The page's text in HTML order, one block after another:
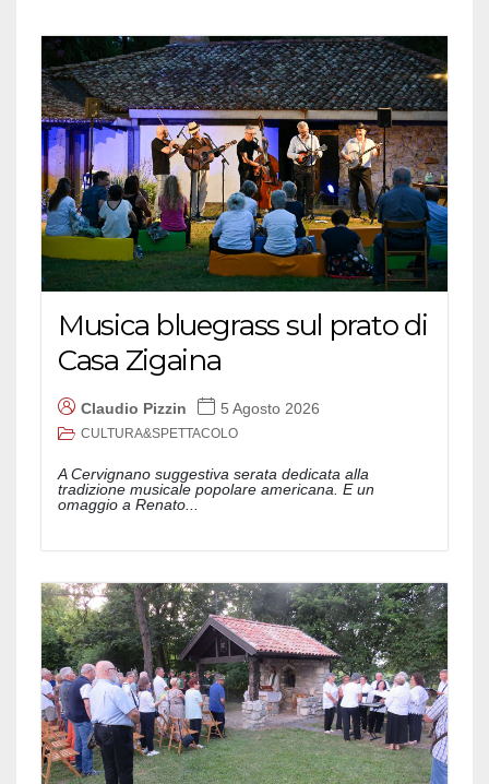
Musica bluegrass sul prato di
Casa Zigaina
Claudio Pizzin 5 Agosto 2026
CULTURA&SPETTACOLO
A Cervignano suggestiva serata dedicata alla
tradizione musicale popolare americana. E un
omaggio a Renato...